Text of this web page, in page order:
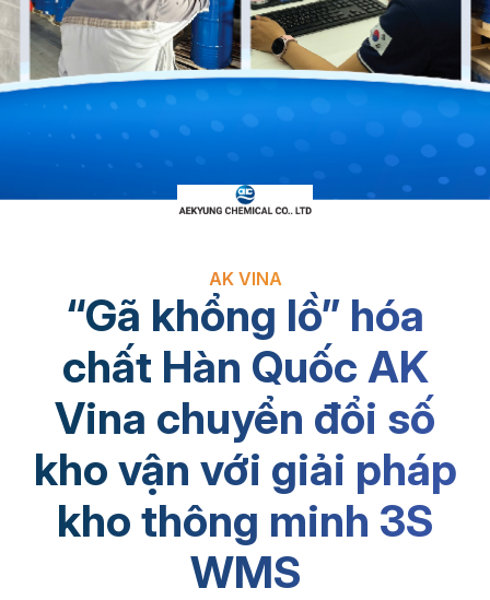
AK VINA
“Gã khổng lồ” hóa
chất Hàn Quốc AK
Vina chuyển đổi số
kho vận với giải pháp
kho thông minh 3S
WMS